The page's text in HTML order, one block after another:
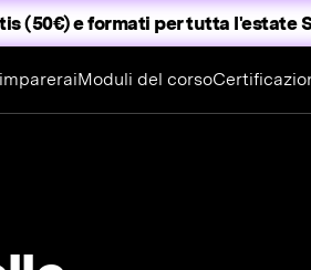
(50€) e formati per tutta l'estate
Moduli del corso